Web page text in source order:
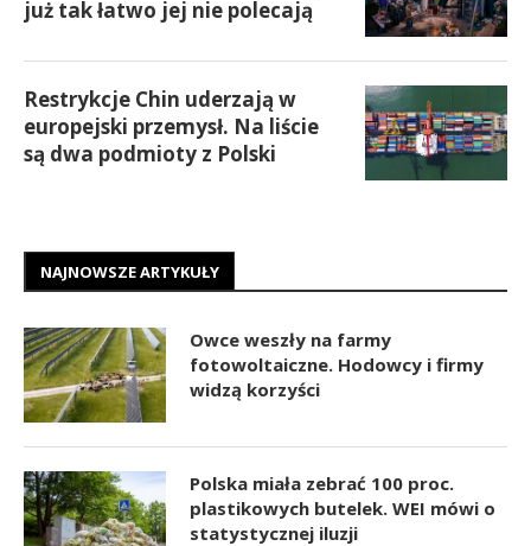
już tak łatwo jej nie polecają
Restrykcje Chin uderzają w
europejski przemysł. Na liście
są dwa podmioty z Polski
NAJNOWSZE ARTYKUŁY
Owce weszły na farmy
fotowoltaiczne. Hodowcy i firmy
widzą korzyści
Polska miała zebrać 100 proc.
plastikowych butelek. WEI mówi o
statystycznej iluzji